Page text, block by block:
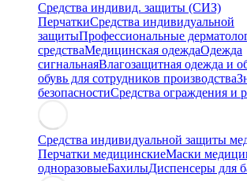
Средства индивид. защиты (СИЗ)
ПерчаткиСредства индивидуальной
защитыПрофессиональные
средстваМедицинская одеждаОдежда
сигнальнаяВлагозащитная одежда и
обувь для сотрудников производства
безопасностиСредства ограждения и
Средства индивидуальной защиты
Перчатки медицинскиеМаски
одноразовыеБахилыДиспенсеры для